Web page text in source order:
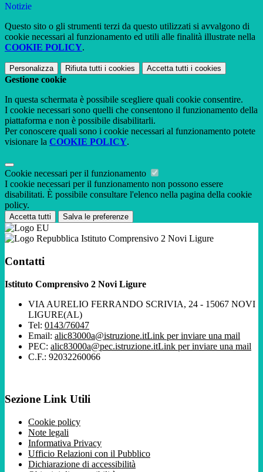
Notizie
Questo sito o gli strumenti terzi da questo utilizzati si avvalgono di
cookie necessari al funzionamento ed utili alle finalità illustrate nella
COOKIE POLICY.
Personalizza Rifiuta tutti i cookies Accetta tutti i cookies
Gestione cookie
In questa schermata è possibile scegliere quali cookie consentire.
I cookie necessari sono quelli che consentono il funzionamento della
piattaforma e non è possibile disabilitarli.
Per conoscere quali sono i cookie necessari al funzionamento potete
visionare la COOKIE POLICY.
Cookie necessari per il funzionamento
I cookie necessari per il funzionamento non possono essere
disabilitati. È possibile consultare l'elenco nella pagina della cookie
policy.
Accetta tutti Salva le preferenze
Istituto Comprensivo 2 Novi Ligure
Contatti
Istituto Comprensivo 2 Novi Ligure
VIA AURELIO FERRANDO SCRIVIA, 24 - 15067 NOVI
LIGURE(AL)
Tel: 0143/76047
Email: alic83000a@istruzione.itLink per inviare una mail
PEC: alic83000a@pec.istruzione.itLink per inviare una mail
C.F.: 92032260066
Sezione Link Utili
Cookie policy
Note legali
Informativa Privacy
Ufficio Relazioni con il Pubblico
Dichiarazione di accessibilità